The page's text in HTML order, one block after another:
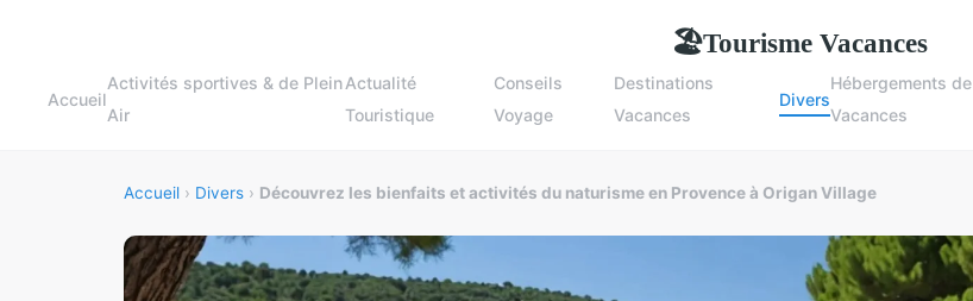
🏖Tourisme Vacances
Accueil
Activités sportives & de Plein
Air
Actualité
Touristique
Conseils
Voyage
Destinations
Vacances
Divers
Hébergements de
Vacances
Accueil › Divers › Découvrez les bienfaits et activités du naturisme en Provence à Origan Village